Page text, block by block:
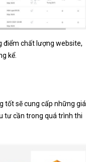
điểm chất lượng website,
kể.
tốt sẽ cung cấp những giá
tư cần trong quá trình thi